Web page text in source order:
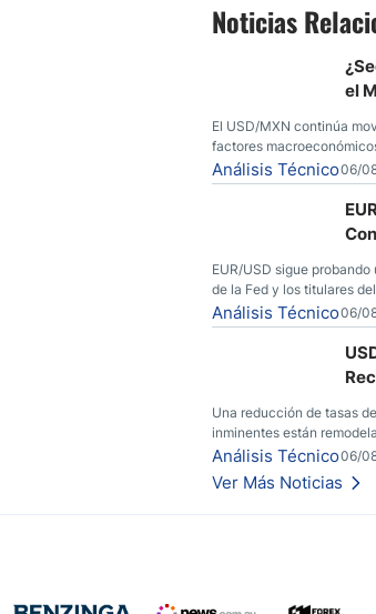
Noticias
el
El USD/MXN continúa
factores
ha dominado al mercado
Análisis Técnico06/
EUR/USD sigue
de la Fed y los titulares
convicción real.
Análisis Técnico06/
Una reducción de tasas
inminentes están
Una reducción de tasas
inminentes están
Esto es lo que los traders
Análisis Técnico06/
Ver Más Noticias